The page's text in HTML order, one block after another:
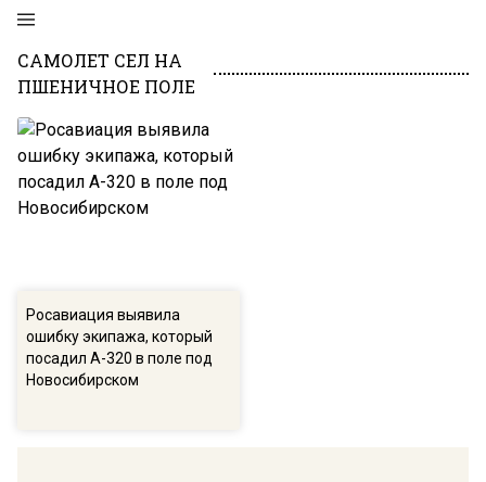
САМОЛЕТ СЕЛ НА
ПШЕНИЧНОЕ ПОЛЕ
Росавиация выявила
ошибку экипажа, который
посадил А-320 в поле под
Новосибирском